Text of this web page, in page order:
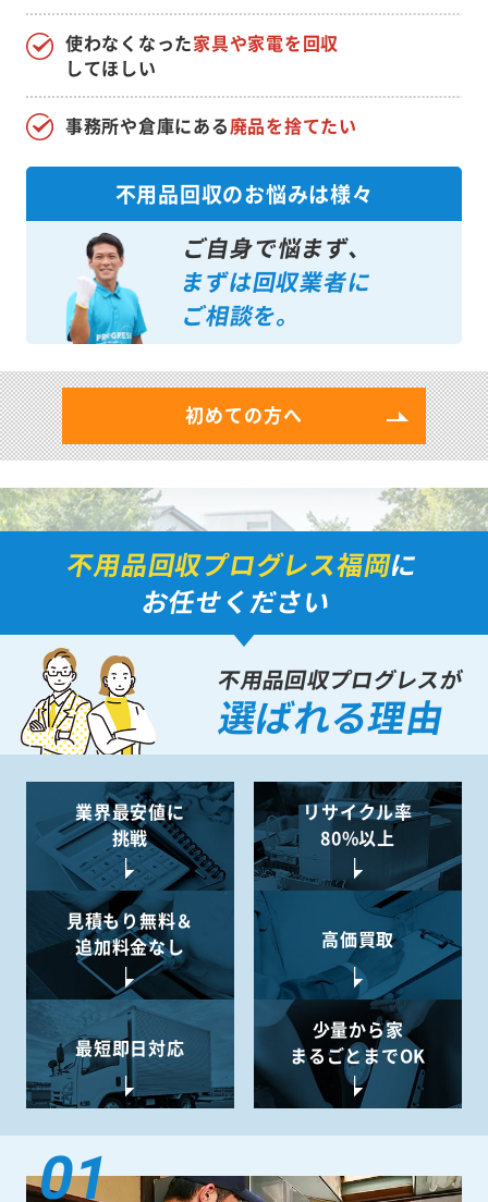
使わなくなった家具や家電を回収
してほしい
事務所や倉庫にある廃品を捨てたい
不用品回収のお悩みは様々
ご自身で悩まず、
まずは回収業者に
ご相談を。
初めての方へ
不用品回収プログレス福岡に
お任せください
不用品回収プログレスが
選ばれる理由
業界最安値に
挑戦
リサイクル率
80%以上
見積もり無料＆
追加料金なし
高価買取
最短即日対応
少量から家
まるごとまでOK